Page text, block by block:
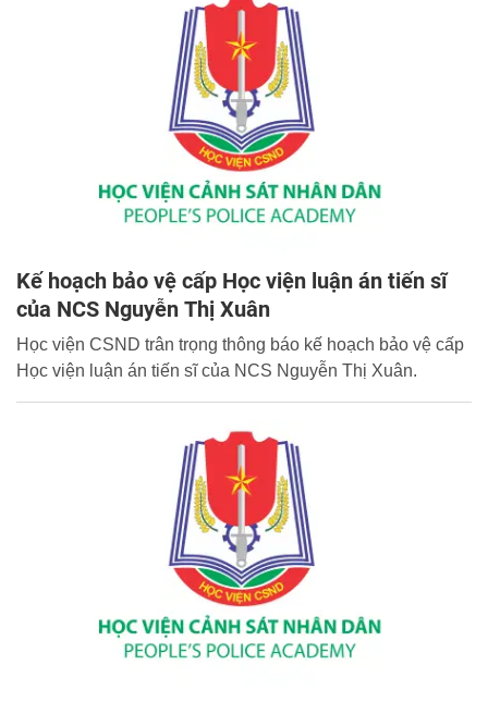
Kế hoạch bảo vệ cấp Học viện luận án tiến sĩ
của NCS Nguyễn Thị Xuân
Học viện CSND trân trọng thông báo kế hoạch bảo vệ cấp
Học viện luận án tiến sĩ của NCS Nguyễn Thị Xuân.